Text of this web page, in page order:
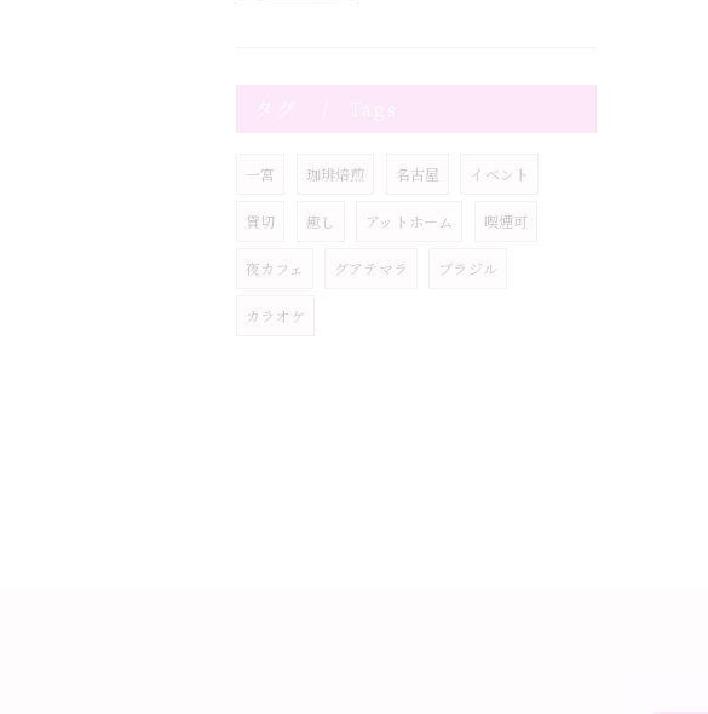
一宮 珈琲焙煎 名古屋 イベント
貸切 癒し アットホーム 喫煙可
夜カフェ グアテマラ ブラジル
カラオケ